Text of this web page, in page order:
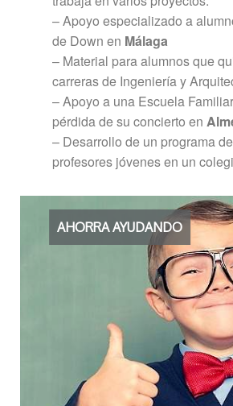
– Apoyo especializado a
de Down en Málaga
– Material para alumnos que
carreras de Ingeniería y
– Apoyo a una Escuela
pérdida de su concierto en
– Desarrollo de un programa
profesores jóvenes en un
AHORRA AYUDANDO